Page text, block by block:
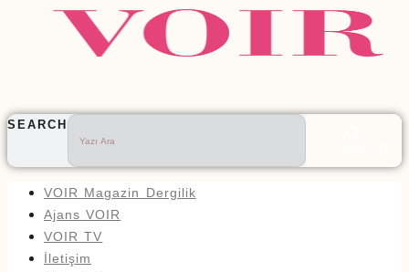
SEARCH
VOIR Magazin Dergilik
Ajans VOIR
VOIR TV
İletişim